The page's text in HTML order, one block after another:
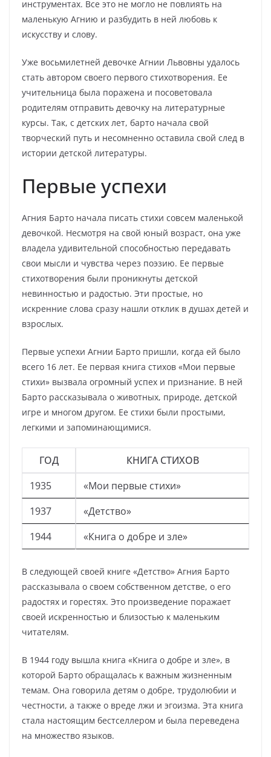
инструментах. Все это не могло не повлиять на
маленькую Агнию и разбудить в ней любовь к
искусству и слову.
Уже восьмилетней девочке Агнии Львовны удалось
стать автором своего первого стихотворения. Ее
учительница была поражена и посоветовала
родителям отправить девочку на литературные
курсы. Так, с детских лет, барто начала свой
творческий путь и несомненно оставила свой след в
истории детской литературы.
Первые успехи
Агния Барто начала писать стихи совсем маленькой
девочкой. Несмотря на свой юный возраст, она уже
владела удивительной способностью передавать
свои мысли и чувства через поэзию. Ее первые
стихотворения были проникнуты детской
невинностью и радостью. Эти простые, но
искренние слова сразу нашли отклик в душах детей и
взрослых.
Первые успехи Агнии Барто пришли, когда ей было
всего 16 лет. Ее первая книга стихов «Мои первые
стихи» вызвала огромный успех и признание. В ней
Барто рассказывала о животных, природе, детской
игре и многом другом. Ее стихи были простыми,
легкими и запоминающимися.
ГОД
КНИГА СТИХОВ
1935
«Мои первые стихи»
1937
«Детство»
1944
«Книга о добре и зле»
В следующей своей книге «Детство» Агния Барто
рассказывала о своем собственном детстве, о его
радостях и горестях. Это произведение поражает
своей искренностью и близостью к маленьким
читателям.
В 1944 году вышла книга «Книга о добре и зле», в
которой Барто обращалась к важным жизненным
темам. Она говорила детям о добре, трудолюбии и
честности, а также о вреде лжи и эгоизма. Эта книга
стала настоящим бестселлером и была переведена
на множество языков.